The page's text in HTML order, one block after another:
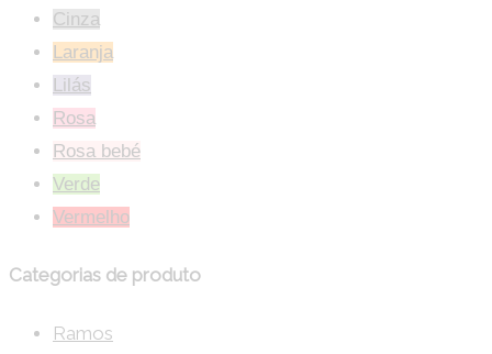
Cinza
Laranja
Lilás
Rosa
Rosa bebé
Verde
Vermelho
Categorias de produto
Ramos